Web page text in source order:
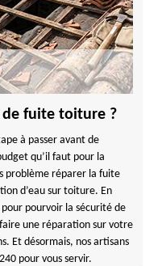
fuite toiture ?
à passer avant de
qu’il faut pour la
problème réparer la fuite
d’eau sur toiture. En
pourvoir la sécurité de
une réparation sur votre
Et désormais, nos artisans
pour vous servir.